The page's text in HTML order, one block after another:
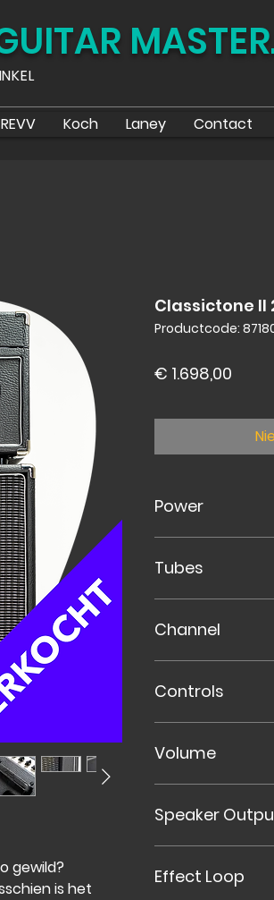
REVV Koch Laney Contact
gewild?
is het
Classictone II
Productcode:
€ 1.698,00
Power
Tubes
3X12AX7 Pre-
Channel
Clean
Controls
Volume
Home
Speaker
Effect Loop